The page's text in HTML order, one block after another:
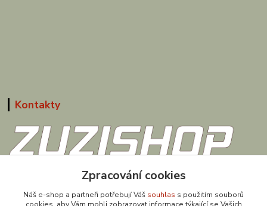
Kontakty
Zpracování cookies
Náš e-shop a partneři potřebují Váš souhlas s použitím souborů